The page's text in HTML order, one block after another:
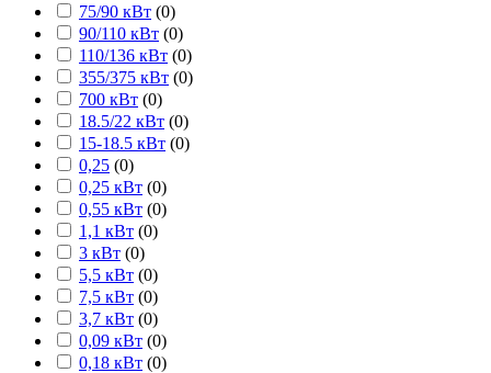
75/90 кВт (0)
90/110 кВт (0)
110/136 кВт (0)
355/375 кВт (0)
700 кВт (0)
18.5/22 кВт (0)
15-18.5 кВт (0)
0,25 (0)
0,25 кВт (0)
0,55 кВт (0)
1,1 кВт (0)
3 кВт (0)
5,5 кВт (0)
7,5 кВт (0)
3,7 кВт (0)
0,09 кВт (0)
0,18 кВт (0)